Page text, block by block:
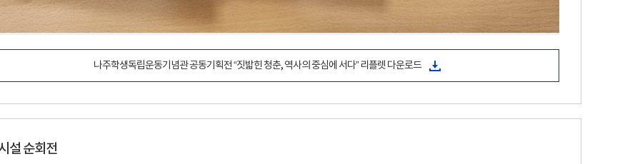
나주학생독립운동기념관 공동기획전 “짓밟힌 청춘, 역사의 중심에 서다” 리플렛 다운로드
설 순회전